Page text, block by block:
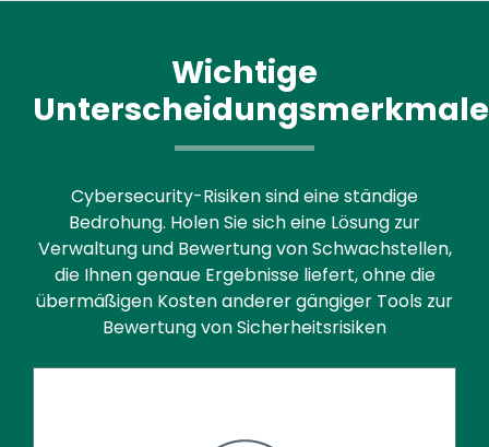
Wichtige
Unterscheidungsmerkmale
Cybersecurity-Risiken sind eine ständige
Bedrohung. Holen Sie sich eine Lösung zur
Verwaltung und Bewertung von Schwachstellen,
die Ihnen genaue Ergebnisse liefert, ohne die
übermäßigen Kosten anderer gängiger Tools zur
Bewertung von Sicherheitsrisiken